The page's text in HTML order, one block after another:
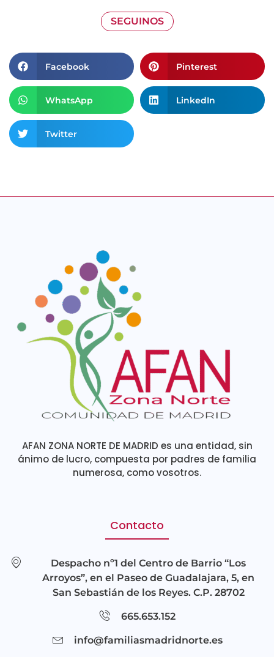
SEGUINOS
Facebook Pinterest
WhatsApp LinkedIn
Twitter
AFAN ZONA NORTE DE MADRID es una entidad, sin
ánimo de lucro, compuesta por padres de familia
numerosa, como vosotros.
Contacto
Despacho nº1 del Centro de Barrio “Los
Arroyos”, en el Paseo de Guadalajara, 5, en
San Sebastián de los Reyes. C.P. 28702
665.653.152
info@familiasmadridnorte.es